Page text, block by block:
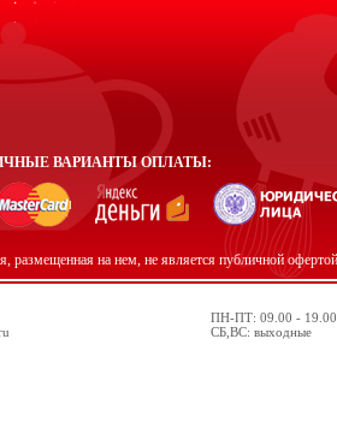
ВАРИАНТЫ ОПЛАТЫ:
на нем, не является публичной офертой
ПН-ПТ: 09.00 - 19.00
СБ,ВС: выходные